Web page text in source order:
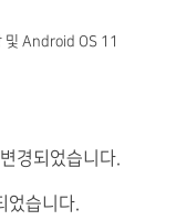
및 Android OS 11
경되었습니다.
었습니다.